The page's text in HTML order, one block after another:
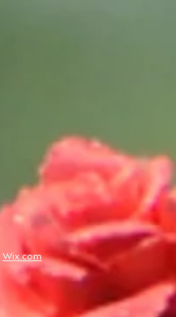
Wix.com